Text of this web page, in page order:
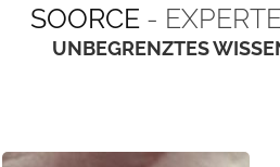
SOORCE -
UNBEGRENZTES